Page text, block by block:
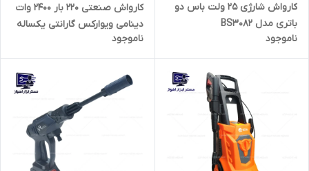
کارواش شارژی 25 ولت باس دو
باتری مدل BS3082
ناموجود
کارواش صنعتی 220 بار 2400 وات
دینامی ویوارکس گارانتی یکساله
شاسی دار چرخ دار مدل
VIVAREX VR6220-PW
ناموجود